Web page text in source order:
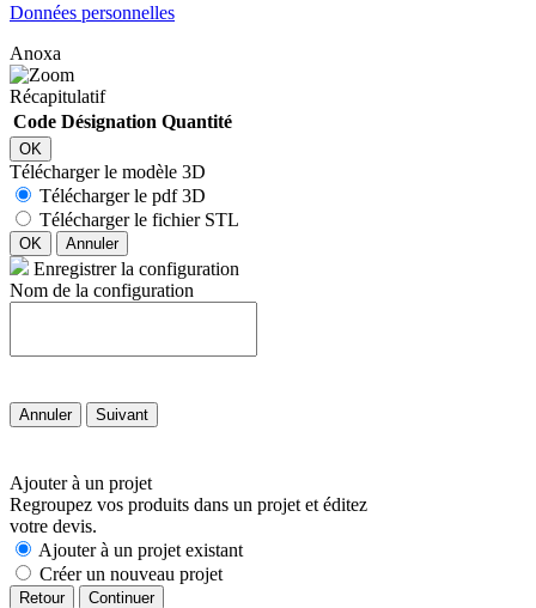
Données personnelles
Anoxa
Récapitulatif
Code Désignation Quantité
OK
Télécharger le modèle 3D
Télécharger le pdf 3D
Télécharger le fichier STL
OK Annuler
Enregistrer la configuration
Nom de la configuration
Annuler Suivant
Ajouter à un projet
Regroupez vos produits dans un projet et éditez
votre devis.
Ajouter à un projet existant
Créer un nouveau projet
Retour Continuer